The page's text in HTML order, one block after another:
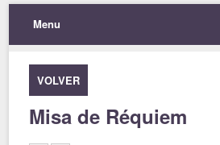
Menu
VOLVER
Misa de Réquiem